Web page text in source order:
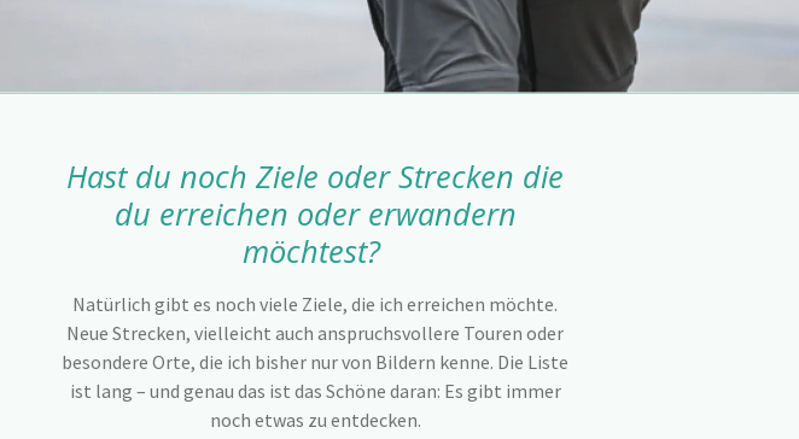
Hast du noch Ziele oder Strecken die
du erreichen oder erwandern
möchtest?
Natürlich gibt es noch viele Ziele, die ich erreichen möchte.
Neue Strecken, vielleicht auch anspruchsvollere Touren oder
besondere Orte, die ich bisher nur von Bildern kenne. Die Liste
ist lang – und genau das ist das Schöne daran: Es gibt immer
noch etwas zu entdecken.